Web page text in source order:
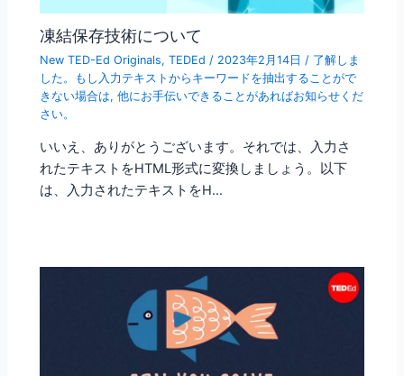
凍結保存技術について
New TED-Ed Originals,TEDEd / 2023年2月14日 / 了解しま
した。もし入力テキストからキーワードを抽出することがで
きない場合は,他にお手伝いできることがあればお知らせくだ
さい。
いいえ、ありがとうございます。それでは、入力さ
れたテキストをHTML形式に変換しましょう。以下
は、入力されたテキストをH…